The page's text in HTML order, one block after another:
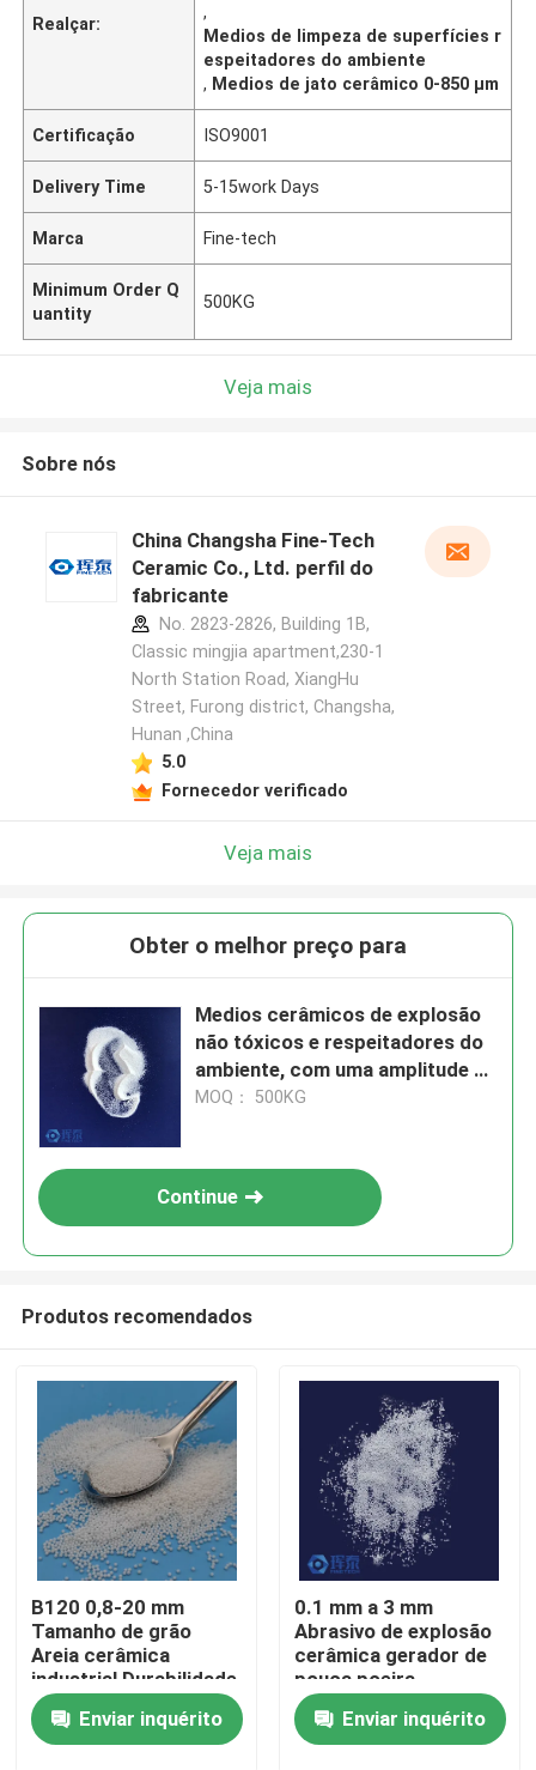
Casa
Produtos
Realçar:
,
Medios de limpeza de superfícies r
espeitadores do ambiente
, Medios de jato cerâmico 0-850 μm
Certificação ISO9001
Delivery Time 5-15work Days
Marca Fine-tech
Minimum Order Q
uantity
500KG
Veja mais
Sobre nós
China Changsha Fine-Tech
Ceramic Co., Ltd. perfil do
fabricante
No. 2823-2826, Building 1B,
Classic mingjia apartment,230-1
North Station Road, XiangHu
Street, Furong district, Changsha,
Hunan ,China
5.0
Fornecedor verificado
Veja mais
Obter o melhor preço para
Medios cerâmicos de explosão
não tóxicos e respeitadores do
ambiente, com uma amplitude de
partículas de 0 a 850 μm e uma
preparação de superfícies
MOQ： 500KG
Continue
Produtos recomendados
B120 0,8-20 mm
Tamanho de grão
Areia cerâmica
industrial Durabilidade
e desempenho
Enviar inquérito
0.1 mm a 3 mm
Abrasivo de explosão
cerâmica gerador de
pouca poeira
projetado para
fornecer tamanho de
partícula consistente
Enviar inquérito